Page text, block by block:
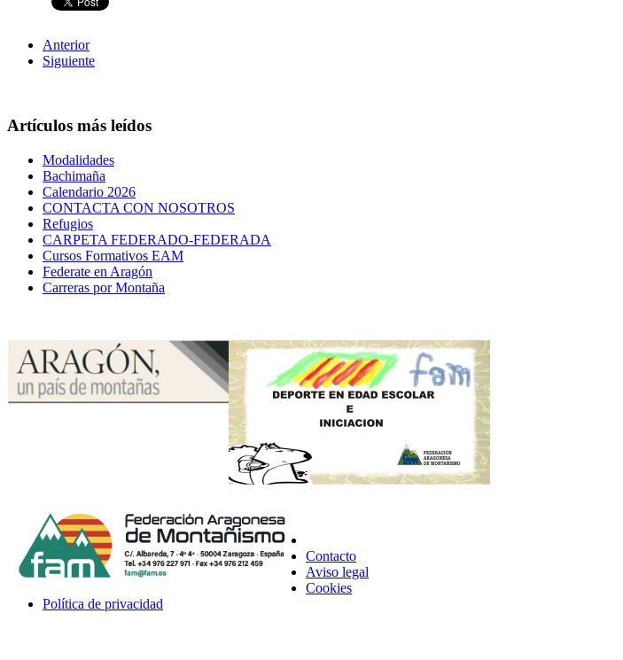
Anterior
Siguiente
Artículos más leídos
Modalidades
Bachimaña
Calendario 2026
CONTACTA CON NOSOTROS
Refugios
CARPETA FEDERADO-FEDERADA
Cursos Formativos EAM
Federate en Aragón
Carreras por Montaña
Contacto
Aviso legal
Cookies
Política de privacidad